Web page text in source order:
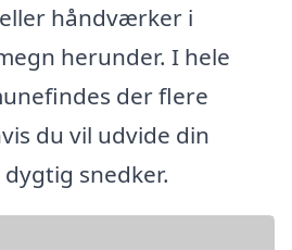
håndværker i
herunder. I hele
der flere
du vil udvide din
snedker.